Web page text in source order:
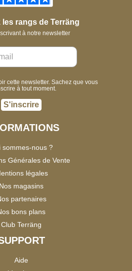
les rangs de Terräng
à notre newsletter
cette newsletter. Sachez que vous
à tout moment.
S'inscrire
sommes-nous ?
Générales de Vente
légales
Nos magasins
partenaires
bons plans
Club Terräng
Aide